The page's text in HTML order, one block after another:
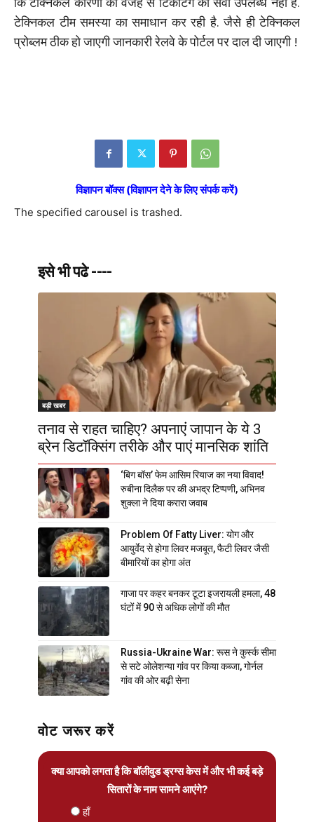
टेक्निकल टीम समस्‍या का समाधान कर रही है. जैसे ही टेक्निकल
प्रोब्‍लम ठीक हो जाएगी जानकारी रेलवे के पोर्टल पर दाल दी जाएगी !
विज्ञापन बॉक्स (विज्ञापन देने के लिए संपर्क करें)
The specified carousel is trashed.
इसे भी पढे ----
बड़ी खबर
तनाव से राहत चाहिए? अपनाएं जापान के ये 3
ब्रेन डिटॉक्सिंग तरीके और पाएं मानसिक शांति
‘बिग बॉस’ फेम आसिम रियाज का नया विवाद!
रुबीना दिलैक पर की अभद्र टिप्पणी, अभिनव
शुक्ला ने दिया करारा जवाब
Problem Of Fatty Liver: योग और
आयुर्वेद से होगा लिवर मजबूत, फैटी लिवर जैसी
बीमारियों का होगा अंत
गाजा पर कहर बनकर टूटा इजरायली हमला, 48
घंटों में 90 से अधिक लोगों की मौत
Russia-Ukraine War: रूस ने कुर्स्क सीमा
से सटे ओलेशन्या गांव पर किया कब्जा, गोर्नल
गांव की ओर बढ़ी सेना
वोट जरूर करें
क्या आपको लगता है कि बॉलीवुड ड्रग्स केस में और भी कई बड़े
सितारों के नाम सामने आएंगे?
हाँ